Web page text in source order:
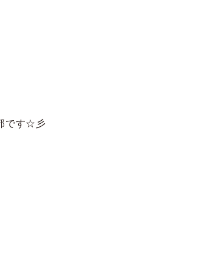
です☆彡